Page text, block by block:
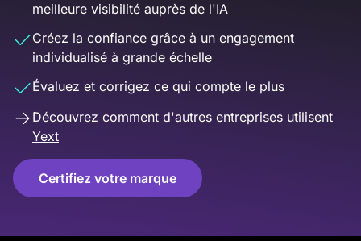
meilleure visibilité auprès de l'IA
Créez la confiance grâce à un engagement
individualisé à grande échelle
Évaluez et corrigez ce qui compte le plus
Découvrez comment d'autres entreprises utilisent
Yext
Certifiez votre marque